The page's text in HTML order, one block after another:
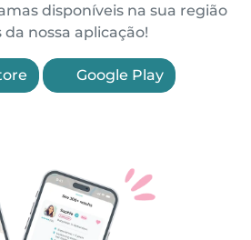
disponíveis na sua região
da nossa aplicação!
Google Play